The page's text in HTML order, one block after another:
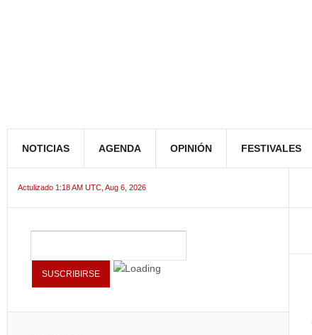
NOTICIAS AGENDA OPINIÓN FESTIVALES
Actulizado 1:18 AM UTC, Aug 6, 2026